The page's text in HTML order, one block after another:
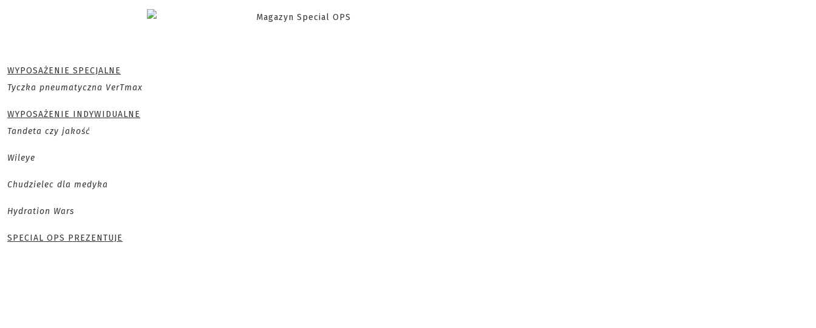
WYPOSAŻENIE SPECJALNE
Tyczka pneumatyczna VerTmax
WYPOSAŻENIE INDYWIDUALNE
Tandeta czy jakość
Wileye
Chudzielec dla medyka
Hydration Wars
SPECIAL OPS PREZENTUJE